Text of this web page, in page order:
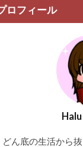
ロフィール
Halu
どん底の生活から